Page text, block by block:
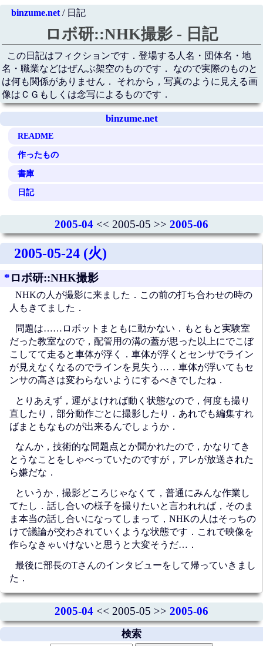
binzume.net/ 日記
ロボ研::NHK撮影 - 日記
この日記はフィクションです．登場する人名・団体名・地
名・職業などはぜんぶ架空のものです． なので実際のものと
は何も関係がありません． それから，写真のように見える画
像はＣＧもしくは念写によるものです．
binzume.net
README
作ったもの
書庫
日記
2005-04 << 2005-05 >> 2005-06
2005-05-24 (火)
*ロボ研::NHK撮影
NHKの人が撮影に来ました．この前の打ち合わせの時の
人もきてました．
問題は……ロボットまともに動かない．もともと実験室
だった教室なので，配管用の溝の蓋が思った以上にでこぼ
こしてて走ると車体が浮く．車体が浮くとセンサでライン
が見えなくなるのでラインを見失う…．車体が浮いてもセ
ンサの高さは変わらないようにするべきでしたね．
とりあえず，運がよければ動く状態なので，何度も撮り
直したり，部分動作ごとに撮影したり．あれでも編集すれ
ばまともなものが出来るんでしょうか．
なんか，技術的な問題点とか聞かれたので，かなりてき
とうなことをしゃべっていたのですが，アレが放送された
ら嫌だな．
というか，撮影どころじゃなくて，普通にみんな作業し
てたし．話し合いの様子を撮りたいと言われれば，そのま
ま本当の話し合いになってしまって，NHKの人はそっちの
けで議論が交わされていくような状態です．これで映像を
作らなきゃいけないと思うと大変そうだ…．
最後に部長のTさんのインタビューをして帰っていきまし
た．
2005-04 << 2005-05 >> 2005-06
検索